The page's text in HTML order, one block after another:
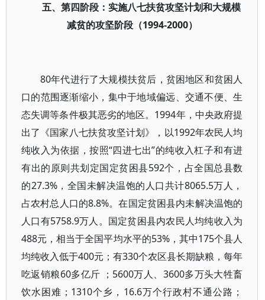
五、第四阶段：实施八七扶贫攻坚计划和大规模
减贫的攻坚阶段（1994-2000）
80年代进行了大规模扶贫后，贫困地区和贫困人
口的范围逐渐缩小，集中于地域偏远、交通不便、生
态失调等条件极其恶劣的地区。1994年，中央政府提
出了《国家八七扶贫攻坚计划》，以1992年农民人均
纯收入为依据，按照“四进七出”的纯收入杠子和有进
有出的原则共划定国定贫困县592个，占全国总县数
的27.3%，全国未解决温饱的人口共计8065.5万人，
占农村总人口的8.8%。在国定贫困县内未解决温饱的
人口有5758.9万人。国定贫困县内农民人均纯收入为
488元，相当于全国平均水平的53%，其中175个县人
均纯收入低于400元；有330个农区县长期缺粮，每年
吃返销粮60多亿斤 ；5600万人、3600多万头大牲畜
饮水困难；1310个乡，16.6万个行政村不通公路；